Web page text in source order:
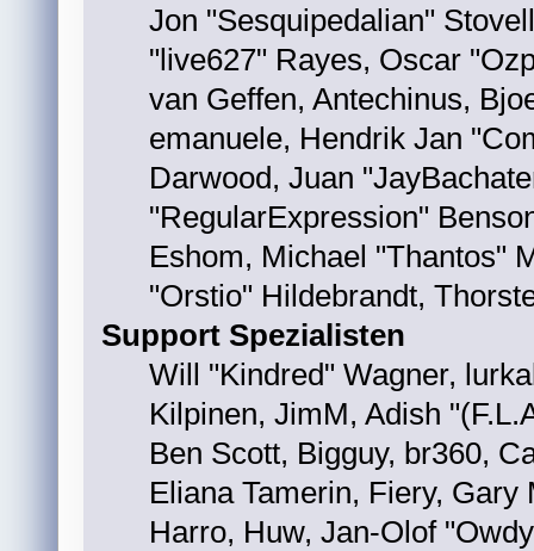
Jon "Sesquipedalian"
"live627" Rayes, Oscar
van Geffen, Antechinus,
emanuele, Hendrik Jan
Darwood, Juan
"RegularExpression"
Eshom, Michael "Thantos"
"Orstio" Hildebrandt,
Support Spezialisten
Will "Kindred" Wagner,
Kilpinen, JimM, Adish
Ben Scott, Bigguy, br360,
Eliana Tamerin, Fiery,
Harro, Huw, Jan-Olof